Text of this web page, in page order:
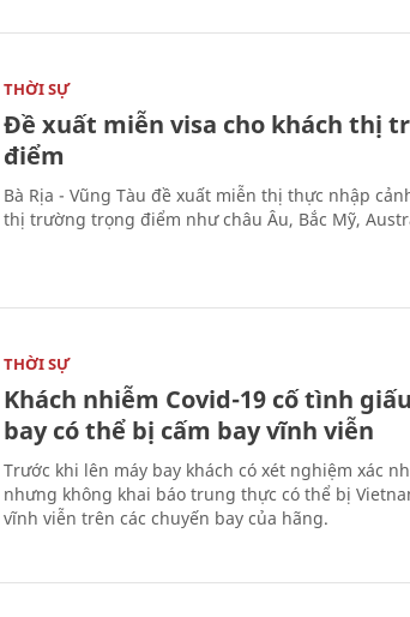
THỜI SỰ
Đề xuất miễn visa cho khách thị
điểm
Bà Rịa - Vũng Tàu đề xuất miễn thị thực nhập
thị trường trọng điểm như châu Âu, Bắc Mỹ,
THỜI SỰ
Khách nhiễm Covid-19 cố tình
bay có thể bị cấm bay vĩnh viễn
Trước khi lên máy bay khách có xét nghiệm xác
nhưng không khai báo trung thực có thể bị
vĩnh viễn trên các chuyến bay của hãng.